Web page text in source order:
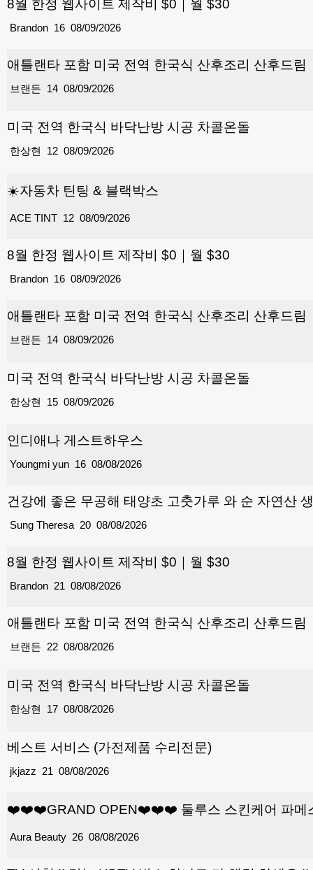
8월 한정 웹사이트 제작비 $0｜월 $30
16
Brandon 08/09/2026
애틀랜타 포함 미국 전역 한국식 산후조리 산후드림
14
브랜든 08/09/2026
미국 전역 한국식 바닥난방 시공 차콜온돌
12
한상현 08/09/2026
☀️자동차 틴팅 & 블랙박스
12
ACE TINT 08/09/2026
8월 한정 웹사이트 제작비 $0｜월 $30
16
Brandon 08/09/2026
애틀랜타 포함 미국 전역 한국식 산후조리 산후드림
14
브랜든 08/09/2026
미국 전역 한국식 바닥난방 시공 차콜온돌
15
한상현 08/09/2026
인디애나 게스트하우스
16
Youngmi yun 08/08/2026
건강에 좋은 무공해 태양초 고춧가루 와 순 자연산
20
Sung Theresa 08/08/2026
8월 한정 웹사이트 제작비 $0｜월 $30
21
Brandon 08/08/2026
애틀랜타 포함 미국 전역 한국식 산후조리 산후드림
22
브랜든 08/08/2026
미국 전역 한국식 바닥난방 시공 차콜온돌
17
한상현 08/08/2026
베스트 서비스 (가전제품 수리전문)
21
jkjazz 08/08/2026
❤️❤️❤️GRAND OPEN❤️❤️❤️ 둘루스 스킨케어 파메스
26
Aura Beauty 08/08/2026